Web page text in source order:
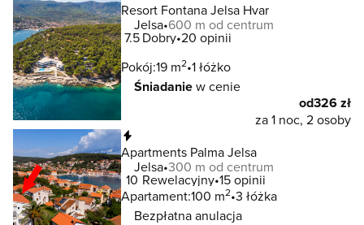
Resort Fontana Jelsa Hvar
Jelsa 600 m od centrum
7.5 Dobry 20 opinii
Pokój:19 m2 1 łóżko
Śniadaniew cenie
od326 zł
za 1 noc, 2 osoby
Apartments Palma Jelsa
Jelsa 300 m od centrum
10 Rewelacyjny 15 opinii
Apartament:100 m2 3 łóżka
Bezpłatna anulacja